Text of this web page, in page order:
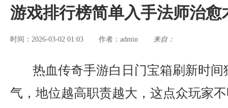
游戏排行榜简单入手法师治愈
时间：2026-03-02 01:03 作者： admin 来自：
热血传奇手游白日门宝箱刷新时间
气，地位越高职责越大，这点众玩家